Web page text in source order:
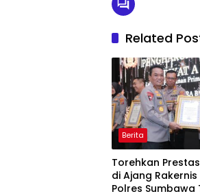
Related
Berita
Torehkan
di Ajang Rakernis
Polres Sumbawa